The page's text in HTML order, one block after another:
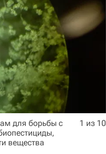
для борьбы с
вещества
1 из 10